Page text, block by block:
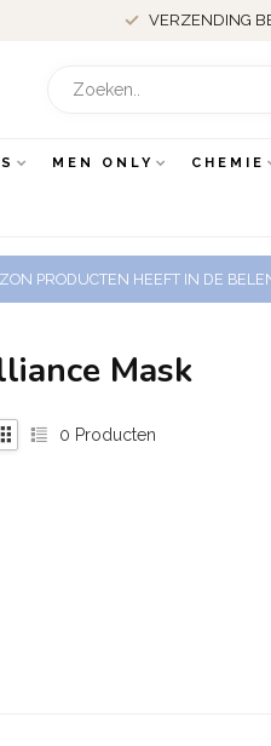
VERZENDING
MEN ONLY CHEMIE
PRODUCTEN HEEFT IN DE
Mask
0 Producten